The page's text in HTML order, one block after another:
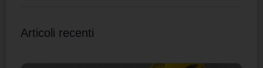
Articoli recenti